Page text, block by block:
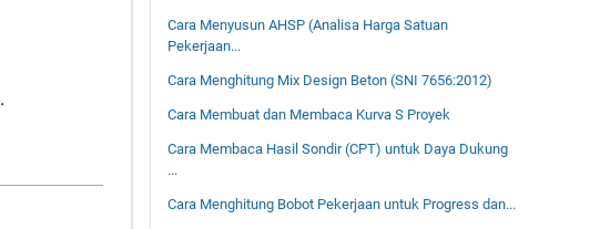
.
Cara Menyusun AHSP (Analisa Harga Satuan
Pekerjaan...
Cara Menghitung Mix Design Beton (SNI 7656:2012)
Cara Membuat dan Membaca Kurva S Proyek
Cara Membaca Hasil Sondir (CPT) untuk Daya Dukung
...
Cara Menghitung Bobot Pekerjaan untuk Progress dan...